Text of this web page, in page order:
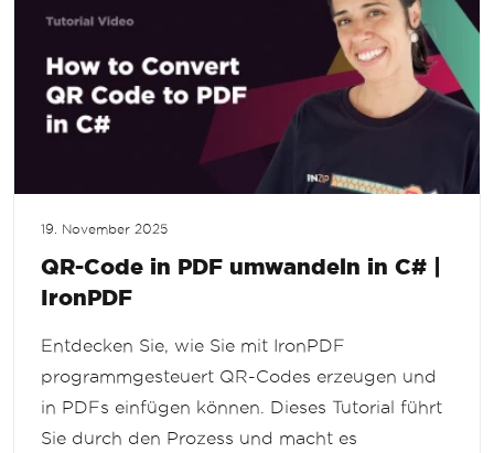
19. November 2025
QR-Code in PDF umwandeln in C# |
IronPDF
Entdecken Sie, wie Sie mit IronPDF
programmgesteuert QR-Codes erzeugen und
in PDFs einfügen können. Dieses Tutorial führt
Sie durch den Prozess und macht es